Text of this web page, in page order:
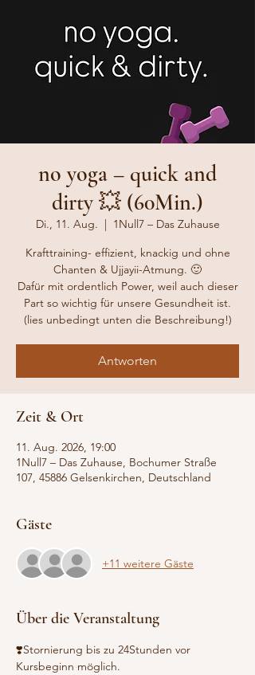
no yoga – quick and
dirty 💥 (60Min.)
Di., 11. Aug.
  |
1Null7 – Das Zuhause
Krafttraining- effizient, knackig und ohne
Chanten & Ujjayii-Atmung. 🙂
Dafür mit ordentlich Power, weil auch dieser
Part so wichtig für unsere Gesundheit ist.
(lies unbedingt unten die Beschreibung!)
Antworten
Zeit & Ort
11. Aug. 2026, 19:00
1Null7 – Das Zuhause, Bochumer Straße
107, 45886 Gelsenkirchen, Deutschland
Gäste
+11 weitere Gäste
Über die Veranstaltung
❣️Stornierung bis zu 24Stunden vor
Kursbeginn möglich.